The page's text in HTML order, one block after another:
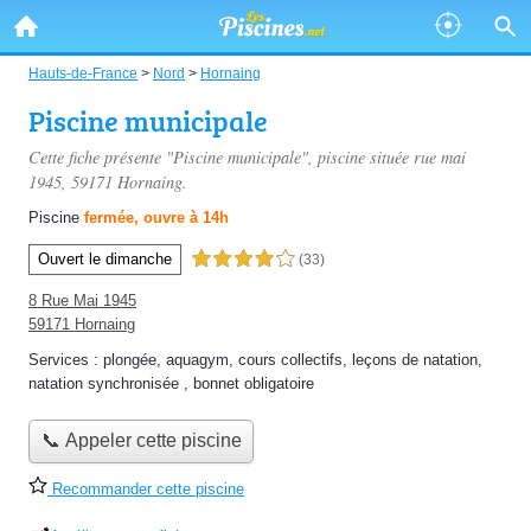
Hauts-de-France > Nord > Hornaing
Piscine municipale
Cette fiche présente "Piscine municipale", piscine située rue mai
1945, 59171 Hornaing.
Piscine fermée, ouvre à 14h
Ouvert le dimanche 4,0 étoiles sur 5 (33)
8 Rue Mai 1945
59171 Hornaing
Services : plongée, aquagym, cours collectifs, leçons de natation,
natation synchronisée , bonnet obligatoire
📞 Appeler cette piscine
Recommander cette piscine